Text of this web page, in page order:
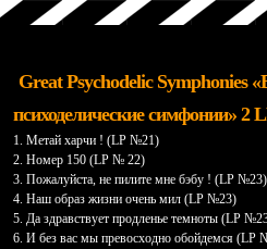
Great Psychodelic Symphonies
психоделические симфонии» 2
1. Метай харчи ! (LP №21)
2. Номер 150 (LP № 22)
3. Пожалуйста, не пилите мне бэбу ! (LP №23)
4. Наш образ жизни очень мил (LP №23)
5. Да здравствует продленье темноты (LP
6. И без вас мы превосходно обойдемся (LP